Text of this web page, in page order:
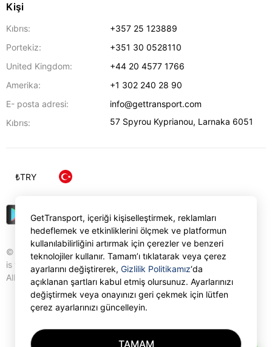
Kişi
Kıbrıs:
+357 25 123889
Portekiz:
+351 30 0528110
United Kingdom:
+44 20 4577 1766
Amerika:
+1 302 240 28 90
E- posta adresi:
info@gettransport.com
Kıbrıs:
57 Spyrou Kyprianou, Larnaka 6051
© Gettransport International Limited. GetTransport®
is trademark of Gettransport International Limited.
All rights reserved.
₺TRY
GetTransport, içeriği kişiselleştirmek, reklamları
hedeflemek ve etkinliklerini ölçmek ve platformun
kullanılabilirliğini artırmak için çerezler ve benzeri
teknolojiler kullanır. Tamam’ı tıklatarak veya çerez
ayarlarını değiştirerek, Gizlilik Politikamız‘da
açıklanan şartları kabul etmiş olursunuz. Ayarlarınızı
değiştirmek veya onayınızı geri çekmek için lütfen
çerez ayarlarınızı güncelleyin.
TAMAM